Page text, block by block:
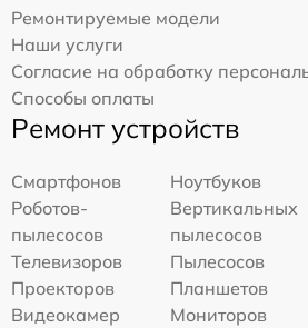
Ремонтируемые модели
Наши услуги
Согласие на обработку
Способы оплаты
Ремонт устройств
Смартфонов
Ноутбуков
Роботов-
пылесосов
Вертикальных
пылесосов
Телевизоров
Пылесосов
Проекторов
Планшетов
Видеокамер
Мониторов